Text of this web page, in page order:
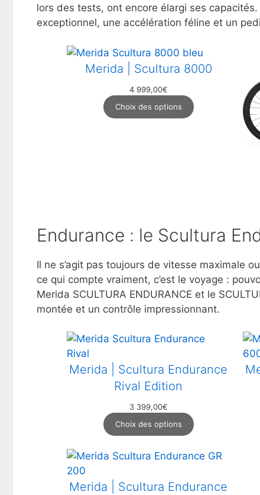
lors des tests, ont encore élargi ses
exceptionnel, une accélération féline et un
Merida | Scultura 8000
4 999,00€
Choix des options
Endurance : le Scultura
Il ne s’agit pas toujours de vitesse maximale
ce qui compte vraiment, c’est le voyage :
Merida SCULTURA ENDURANCE et le
montée et un contrôle impressionnant.
Merida | Scultura Endurance
Rival Edition
3 399,00€
Choix des options
Merida | Scultura Endurance